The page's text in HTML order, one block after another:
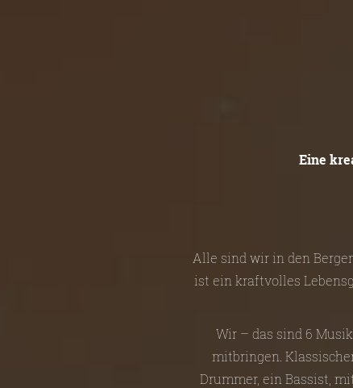
Eine
Alle sind wir in den
ist ein kraftvolles
Wir – das sind 6
mitbringen.
Drummer, ein Bassist,